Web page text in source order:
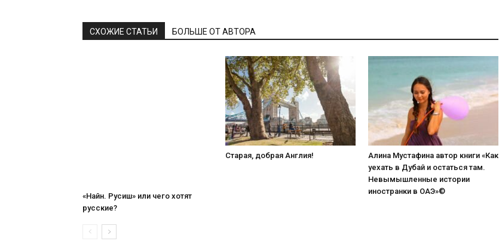
СХОЖИЕ СТАТЬИ БОЛЬШЕ ОТ АВТОРА
«Найн. Русиш» или чего хотят
русские?
Старая, добрая Англия!
Алина Мустафина автор книги «Как
уехать в Дубай и остаться там.
Невымышленные истории
иностранки в ОАЭ»©